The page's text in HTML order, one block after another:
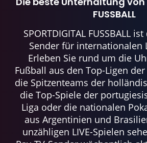
FUSSBALL
SPORTDIGITAL FUSSBALL
Sender für internationalen
Erleben Sie rund um die
Fußball aus den Top-Ligen
die Spitzenteams der
die Top-Spiele der
Liga oder die nationalen
aus Argentinien und
unzähligen LIVE-Spielen